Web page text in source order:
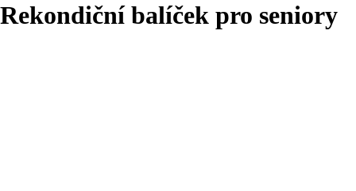
Rekondiční balíček pro seniory